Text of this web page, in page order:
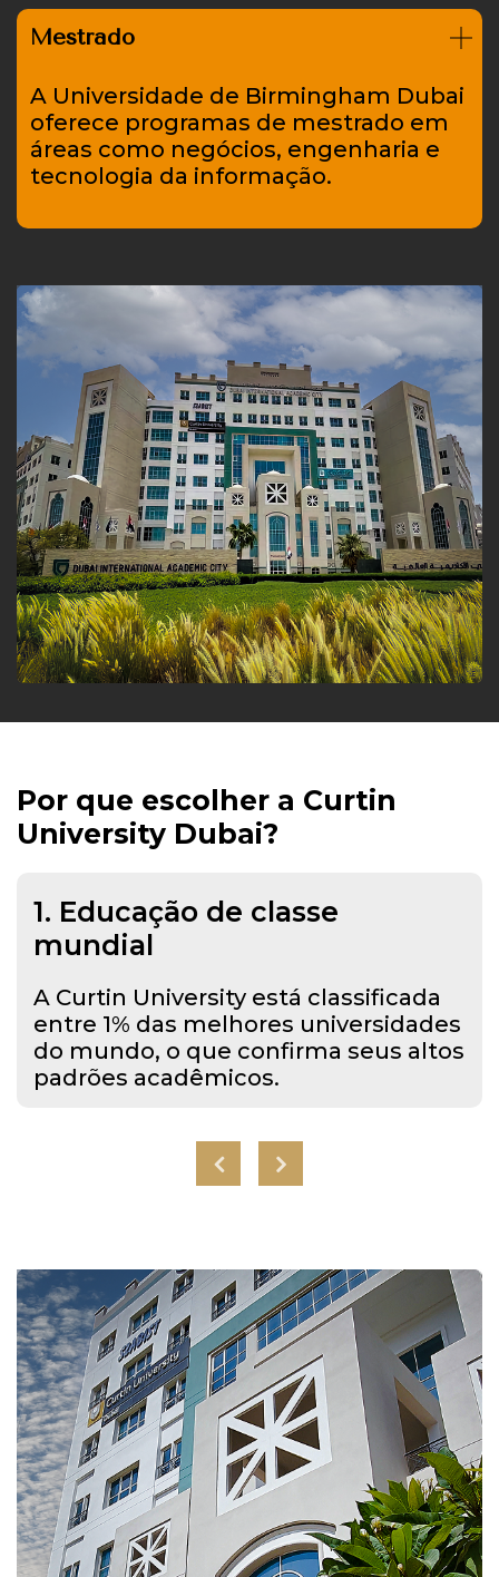
Mestrado
A Universidade de Birmingham Dubai
oferece programas de mestrado em
áreas como negócios, engenharia e
tecnologia da informação.
Por que escolher a Curtin
University Dubai?
1. Educação de classe
mundial
A Curtin University está classificada
entre 1% das melhores universidades
do mundo, o que confirma seus altos
padrões acadêmicos.